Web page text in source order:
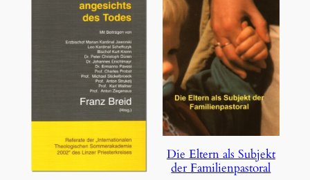
Die Eltern als Subjekt
der Familienpastoral